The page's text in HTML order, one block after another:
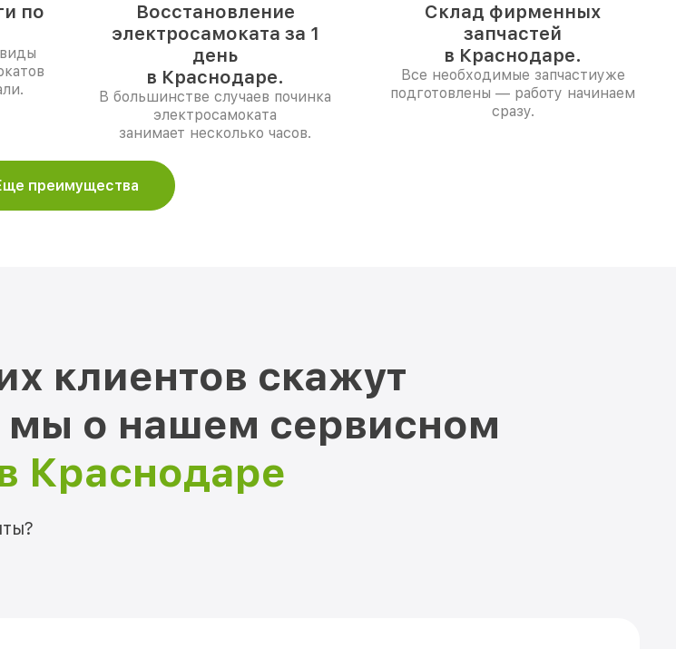
по
Восстановление
электросамоката за 1
день
в Краснодаре.
В большинстве случаев починка
электросамоката
занимает несколько часов.
Склад фирменных
запчастей
в Краснодаре.
Все необходимые запчастиуже
подготовлены — работу начинаем
сразу.
преимущества
клиентов скажут
о нашем сервисном
Краснодаре